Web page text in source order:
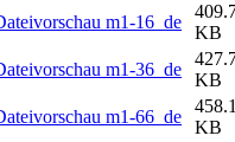
m1-16_de
KB
m1-36_de
KB
m1-66_de
KB